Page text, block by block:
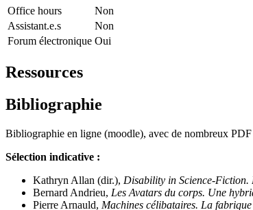
Office hours
Non
Assistant.e.s
Non
Forum électronique Oui
Ressources
Bibliographie
Bibliographie en ligne (moodle), avec de nombreux PDF
Sélection indicative :
Kathryn Allan (dir.), Disability in Science-Fiction.
Bernard Andrieu, Les Avatars du corps. Une
Pierre Arnauld, Machines célibataires. La